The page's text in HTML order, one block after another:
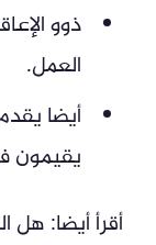
ذوو
العمل.
أيضا
أقرأ أيضا: